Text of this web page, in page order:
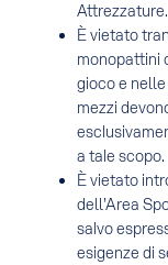
Attrezzature.
È vietato
monopattini
gioco e
mezzi
a tale scopo.
È vietato
dell’Area
salvo
esigenze di